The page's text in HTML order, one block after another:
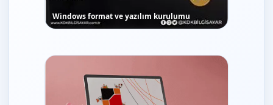
Windows format ve yazılım kurulumu